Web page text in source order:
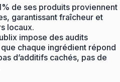
de ses produits proviennent
garantissant fraîcheur et
locaux.
impose des audits
chaque ingrédient répond
d’additifs cachés, pas de